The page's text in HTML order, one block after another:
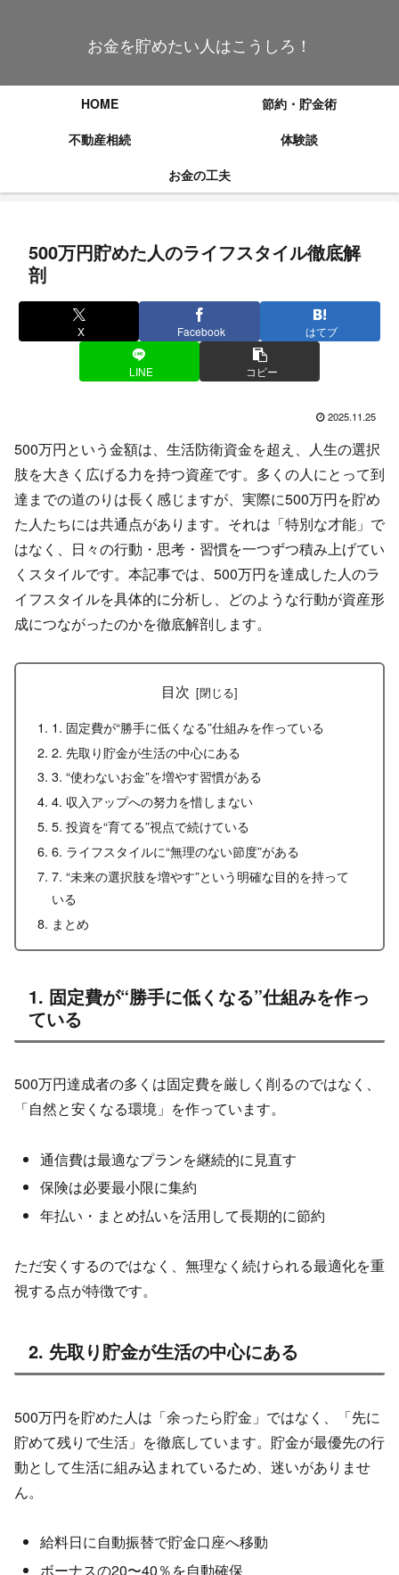
お金を貯めたい人はこうしろ！
HOME
節約・貯金術
不動産相続
体験談
お金の工夫
500万円貯めた人のライフスタイル徹底解
剖
X Facebook はてブ
LINE コピー
2025.11.25
500万円という金額は、生活防衛資金を超え、人生の選択
肢を大きく広げる力を持つ資産です。多くの人にとって到
達までの道のりは長く感じますが、実際に500万円を貯め
た人たちには共通点があります。それは「特別な才能」で
はなく、日々の行動・思考・習慣を一つずつ積み上げてい
くスタイルです。本記事では、500万円を達成した人のラ
イフスタイルを具体的に分析し、どのような行動が資産形
成につながったのかを徹底解剖します。
目次
1. 固定費が“勝手に低くなる”仕組みを作っている
2. 先取り貯金が生活の中心にある
3. “使わないお金”を増やす習慣がある
4. 収入アップへの努力を惜しまない
5. 投資を“育てる”視点で続けている
6. ライフスタイルに“無理のない節度”がある
7. “未来の選択肢を増やす”という明確な目的を持って
いる
まとめ
1. 固定費が“勝手に低くなる”仕組みを作っ
ている
500万円達成者の多くは固定費を厳しく削るのではなく、
「自然と安くなる環境」を作っています。
通信費は最適なプランを継続的に見直す
保険は必要最小限に集約
年払い・まとめ払いを活用して長期的に節約
ただ安くするのではなく、無理なく続けられる最適化を重
視する点が特徴です。
2. 先取り貯金が生活の中心にある
500万円を貯めた人は「余ったら貯金」ではなく、「先に
貯めて残りで生活」を徹底しています。貯金が最優先の行
動として生活に組み込まれているため、迷いがありませ
ん。
給料日に自動振替で貯金口座へ移動
ボーナスの20〜40％を自動確保